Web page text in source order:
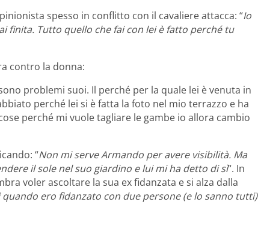
spesso in conflitto con il cavaliere attacca: “Io
finita. Tutto quello che fai con lei è fatto perché tu
contro la donna:
problemi suoi. Il perché per la quale lei è venuta in
perché lei si è fatta la foto nel mio terrazzo e ha
perché mi vuole tagliare le gambe io allora cambio
“Non mi serve Armando per avere visibilità. Ma
il sole nel suo giardino e lui mi ha detto di sì“. In
voler ascoltare la sua ex fidanzata e si alza dalla
quando ero fidanzato con due persone (e lo sanno tutti)